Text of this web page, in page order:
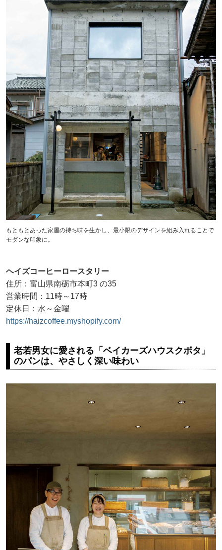
もともとあった家屋の持ち味を生かし、最小限のデザインを組み入れることで
モダンな印象に。
ヘイズコーヒーロースタリー
住所：富山県南砺市本町3 の35
営業時間：11時～17時
定休日：水～金曜
https://haizcoffee.myshopify.com/
老若男女に愛される「ベイカーズハウスクボタ」
のパンは、やさしく深い味わい